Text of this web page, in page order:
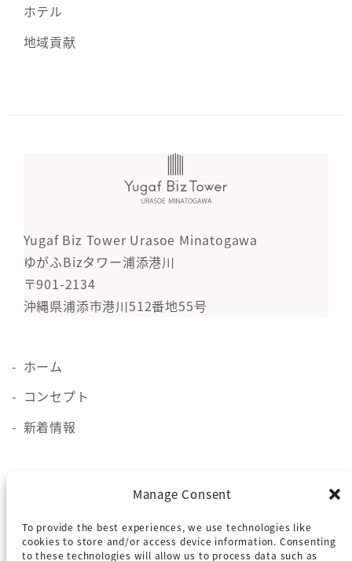
Manage Consent
To provide the best experiences, we use technologies like
cookies to store and/or access device information. Consenting
to these technologies will allow us to process data such as
ホテル
地域貢献
Yugaf Biz Tower Urasoe Minatogawa
ゆがふBizタワー浦添港川
〒901-2134
沖縄県浦添市港川512番地55号
ホーム
コンセプト
新着情報
ロケーション